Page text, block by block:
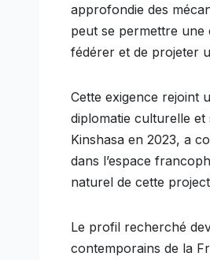
approfondie des
peut se permettre
fédérer et de projeter
Cette exigence rejoint
diplomatie culturelle
Kinshasa en 2023, a
dans l’espace
naturel de cette
Le profil recherché
contemporains de la